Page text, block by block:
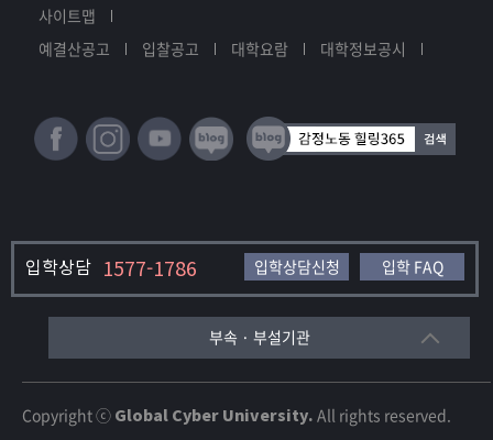
사이트맵
예결산공고
입찰공고 대학요람 대학정보공시
부속 · 부설기관
입학상담 1577-1786 입학상담신청 입학 FAQ
Copyright ⓒ Global Cyber University. All rights reserved.